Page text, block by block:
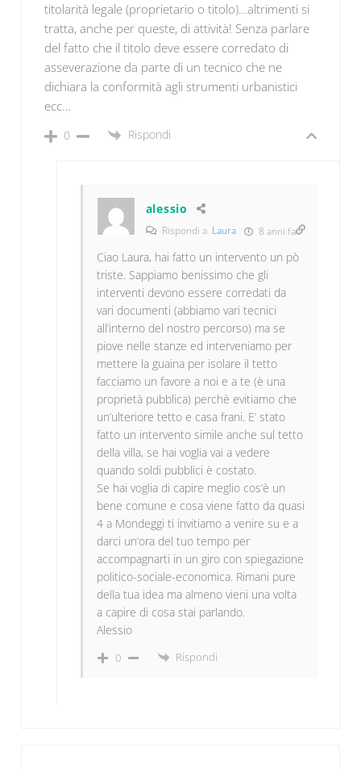
titolarità legale (proprietario o titolo)…altrimenti si
tratta, anche per queste, di attività! Senza parlare
del fatto che il titolo deve essere corredato di
asseverazione da parte di un tecnico che ne
dichiara la conformità agli strumenti urbanistici
ecc…
0 Rispondi
alessio
Rispondi a Laura 8 anni fa
Ciao Laura, hai fatto un intervento un pò
triste. Sappiamo benissimo che gli
interventi devono essere corredati da
vari documenti (abbiamo vari tecnici
all’interno del nostro percorso) ma se
piove nelle stanze ed interveniamo per
mettere la guaina per isolare il tetto
facciamo un favore a noi e a te (è una
proprietà pubblica) perchè evitiamo che
un’ulteriore tetto e casa frani. E’ stato
fatto un intervento simile anche sul tetto
della villa, se hai voglia vai a vedere
quando soldi pubblici è costato.
Se hai voglia di capire meglio cos’è un
bene comune e cosa viene fatto da quasi
4 a Mondeggi ti invitiamo a venire su e a
darci un’ora del tuo tempo per
accompagnarti in un giro con spiegazione
politico-sociale-economica. Rimani pure
della tua idea ma almeno vieni una volta
a capire di cosa stai parlando.
Alessio
0 Rispondi